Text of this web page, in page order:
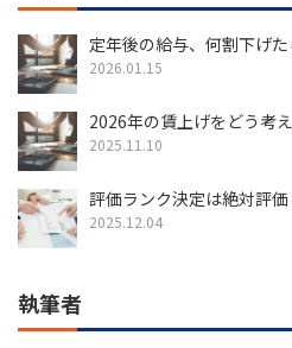
定年後の給与、何割下げ
2026.01.15
2026年の賃上げをどう考
2025.11.10
評価ランク決定は絶対評
2025.12.04
執筆者